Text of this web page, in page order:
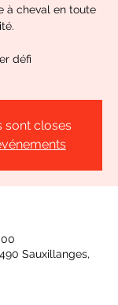
à cheval en toute
défi
sont closes
Sauxillanges,